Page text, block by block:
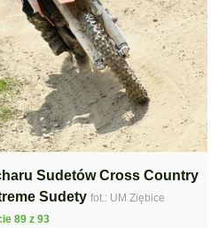
Sudetów Cross Country
Sudety fot.: UM Ziębice
89 z 93